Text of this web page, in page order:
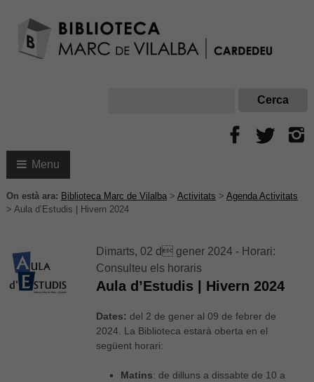
Menu
On està ara: Biblioteca Marc de Vilalba> Activitats > Agenda Activitats
> Aula d’Estudis | Hivern 2024
Dimarts, 02 d gener 2024 - Horari:
Consulteu els horaris
Aula d’Estudis | Hivern 2024
Dates: del 2 de gener al 09 de febrer de
2024. La Biblioteca estarà oberta en el
següent horari:
Matins: de dilluns a dissabte de 10 a